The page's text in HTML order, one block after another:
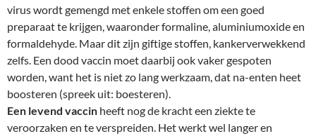
virus wordt gemengd met enkele stoffen om een goed
preparaat te krijgen, waaronder formaline, aluminiumoxide en
formaldehyde. Maar dit zijn giftige stoffen, kankerverwekkend
zelfs. Een dood vaccin moet daarbij ook vaker gespoten
worden, want het is niet zo lang werkzaam, dat na-enten heet
boosteren (spreek uit: boesteren).
Een levend vaccin heeft nog de kracht een ziekte te
veroorzaken en te verspreiden. Het werkt wel langer en